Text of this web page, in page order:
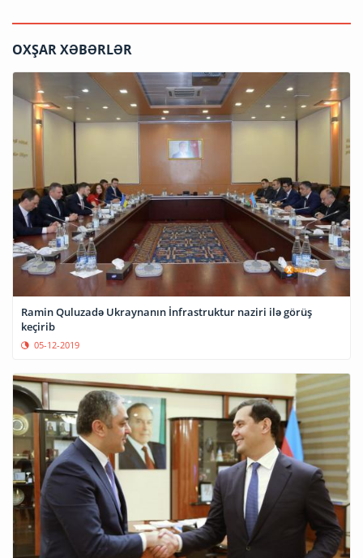
OXŞAR XƏBƏRLƏR
Ramin Quluzadə Ukraynanın İnfrastruktur naziri ilə görüş
keçirib
05-12-2019